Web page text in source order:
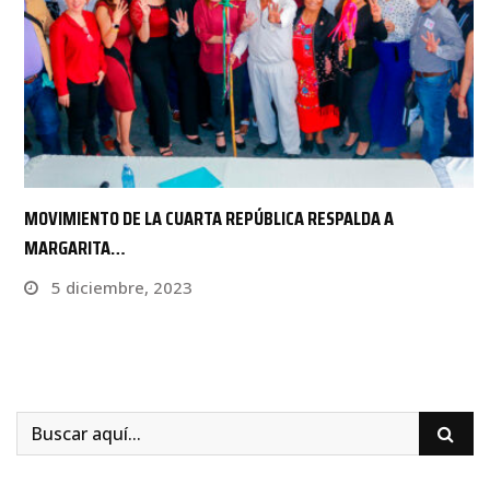
MOVIMIENTO DE LA CUARTA REPÚBLICA RESPALDA A
MARGARITA…
5 diciembre, 2023